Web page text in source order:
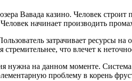
Вавада казино. Человек
начинает производить
затрачивает ресурсы
что влечет к
нужна на данном моменте.
проблему в корень